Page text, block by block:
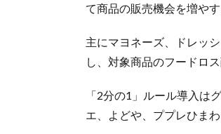
て商品の販売機会を増やす
主にマヨネーズ、ドレッ
し、対象商品のフードロス
「2分の1」ルール導入は
エ、よどや、ププレひま